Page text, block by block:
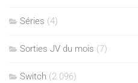
Séries (4)
Sorties JV du mois (7)
Switch (2 096)